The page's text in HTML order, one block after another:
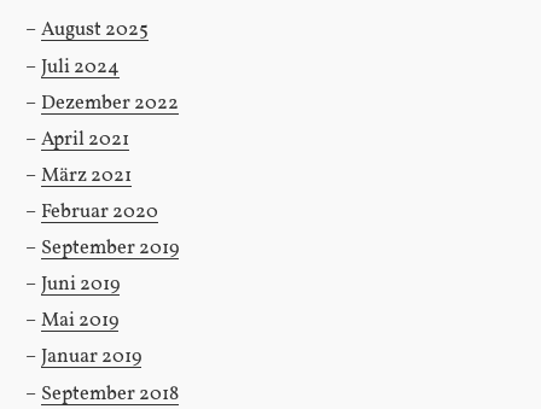
August 2025
Juli 2024
Dezember 2022
April 2021
März 2021
Februar 2020
September 2019
Juni 2019
Mai 2019
Januar 2019
September 2018